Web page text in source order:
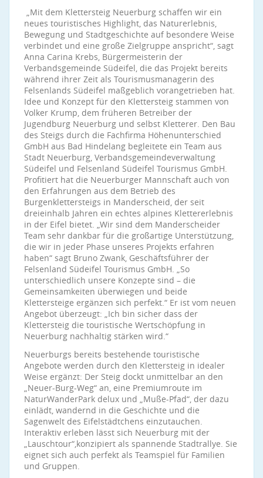
„Mit dem Klettersteig Neuerburg schaffen wir ein
neues touristisches Highlight, das Naturerlebnis,
Bewegung und Stadtgeschichte auf besondere Weise
verbindet und eine große Zielgruppe anspricht“, sagt
Anna Carina Krebs, Bürgermeisterin der
Verbandsgemeinde Südeifel, die das Projekt bereits
während ihrer Zeit als Tourismusmanagerin des
Felsenlands Südeifel maßgeblich vorangetrieben hat.
Idee und Konzept für den Klettersteig stammen von
Volker Krump, dem früheren Betreiber der
Jugendburg Neuerburg und selbst Kletterer. Den Bau
des Steigs durch die Fachfirma Höhenunterschied
GmbH aus Bad Hindelang begleitete ein Team aus
Stadt Neuerburg, Verbandsgemeindeverwaltung
Südeifel und Felsenland Südeifel Tourismus GmbH.
Profitiert hat die Neuerburger Mannschaft auch von
den Erfahrungen aus dem Betrieb des
Burgenklettersteigs in Manderscheid, der seit
dreieinhalb Jahren ein echtes alpines Klettererlebnis
in der Eifel bietet. „Wir sind dem Manderscheider
Team sehr dankbar für die großartige Unterstützung,
die wir in jeder Phase unseres Projekts erfahren
haben“ sagt Bruno Zwank, Geschäftsführer der
Felsenland Südeifel Tourismus GmbH. „So
unterschiedlich unsere Konzepte sind – die
Gemeinsamkeiten überwiegen und beide
Klettersteige ergänzen sich perfekt.“ Er ist vom neuen
Angebot überzeugt: „Ich bin sicher dass der
Klettersteig die touristische Wertschöpfung in
Neuerburg nachhaltig stärken wird.“
Neuerburgs bereits bestehende touristische
Angebote werden durch den Klettersteig in idealer
Weise ergänzt: Der Steig dockt unmittelbar an den
„Neuer-Burg-Weg“ an, eine Premiumroute im
NaturWanderPark delux und „Muße-Pfad“, der dazu
einlädt, wandernd in die Geschichte und die
Sagenwelt des Eifelstädtchens einzutauchen.
Interaktiv erleben lässt sich Neuerburg mit der
„Lauschtour“,konzipiert als spannende Stadtrallye. Sie
eignet sich auch perfekt als Teamspiel für Familien
und Gruppen.